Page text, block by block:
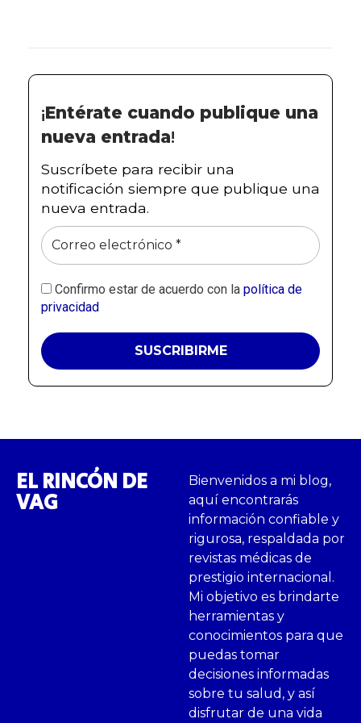
¡Entérate cuando publique una
nueva entrada!
Suscríbete para recibir una
notificación siempre que publique una
nueva entrada.
Confirmo estar de acuerdo con la política de
privacidad
EL RINCÓN DE
VAG
Bienvenidos a mi blog,
aquí encontrarás
información confiable y
rigurosa, respaldada por
revistas médicas de
prestigio internacional.
Mi objetivo es brindarte
herramientas y
conocimientos para que
puedas tomar
decisiones informadas
sobre tu salud, y así
disfrutar de una vida